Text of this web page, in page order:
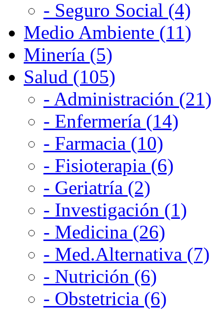
- Seguro Social (4)
Medio Ambiente (11)
Minería (5)
Salud (105)
- Administración (21)
- Enfermería (14)
- Farmacia (10)
- Fisioterapia (6)
- Geriatría (2)
- Investigación (1)
- Medicina (26)
- Med.Alternativa (7)
- Nutrición (6)
- Obstetricia (6)